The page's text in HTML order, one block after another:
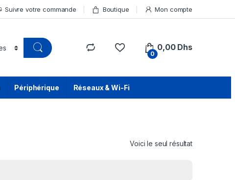
Suivre votre commande Boutique Mon compte
0
0,00 Dhs
Périphérique Réseaux & Wi-Fi
Voici le seul résultat